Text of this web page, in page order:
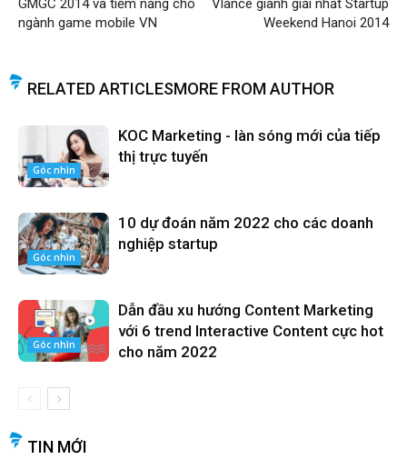
ngành game mobile VN
Weekend Hanoi 2014
RELATED ARTICLESMORE FROM AUTHOR
Góc nhìn
KOC Marketing - làn sóng mới của tiếp
thị trực tuyến
Góc nhìn
10 dự đoán năm 2022 cho các doanh
nghiệp startup
Góc nhìn
Dẫn đầu xu hướng Content Marketing
với 6 trend Interactive Content cực hot
cho năm 2022
TIN MỚI